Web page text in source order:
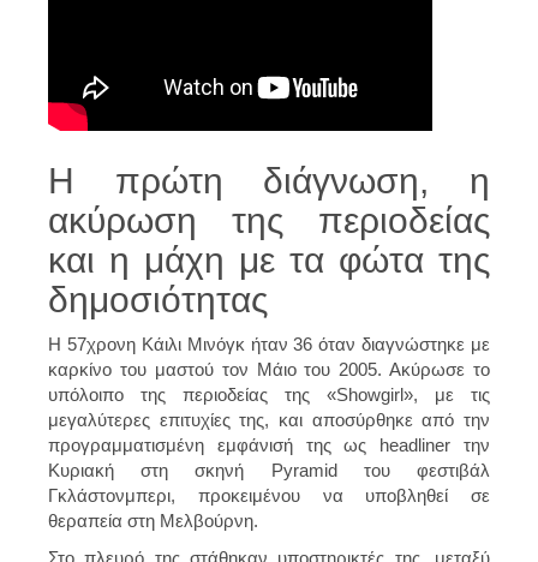
Η πρώτη διάγνωση, η
ακύρωση της περιοδείας
και η μάχη με τα φώτα της
δημοσιότητας
Η 57χρονη Κάιλι Μινόγκ ήταν 36 όταν διαγνώστηκε με
καρκίνο του μαστού τον Μάιο του 2005. Ακύρωσε το
υπόλοιπο της περιοδείας της «Showgirl», με τις
μεγαλύτερες επιτυχίες της, και αποσύρθηκε από την
προγραμματισμένη εμφάνισή της ως headliner την
Κυριακή στη σκηνή Pyramid του φεστιβάλ
Γκλάστονμπερι, προκειμένου να υποβληθεί σε
θεραπεία στη Μελβούρνη.
Στο πλευρό της στάθηκαν υποστηρικτές της, μεταξύ